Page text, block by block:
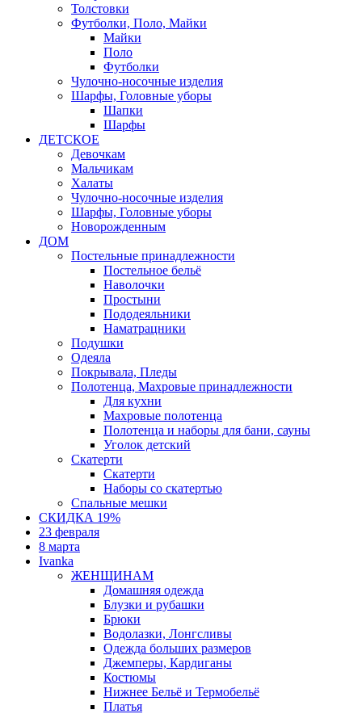
Толстовки
Футболки, Поло, Майки
Майки
Поло
Футболки
Чулочно-носочные изделия
Шарфы, Головные уборы
Шапки
Шарфы
ДЕТСКОЕ
Девочкам
Мальчикам
Халаты
Чулочно-носочные изделия
Шарфы, Головные уборы
Новорожденным
ДОМ
Постельные принадлежности
Постельное бельё
Наволочки
Простыни
Пододеяльники
Наматрацники
Подушки
Одеяла
Покрывала, Пледы
Полотенца, Махровые принадлежности
Для кухни
Махровые полотенца
Полотенца и наборы для бани, сауны
Уголок детский
Скатерти
Скатерти
Наборы со скатертью
Спальные мешки
СКИДКА 19%
23 февраля
8 марта
Ivanka
ЖЕНЩИНАМ
Домашняя одежда
Блузки и рубашки
Брюки
Водолазки, Лонгсливы
Одежда больших размеров
Джемперы, Кардиганы
Костюмы
Нижнее Бельё и Термобельё
Платья